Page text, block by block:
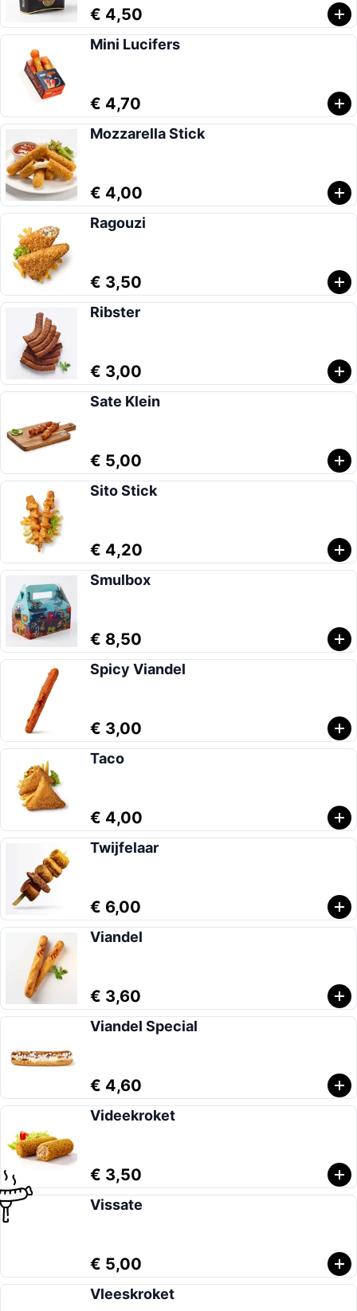
€ 4,50
Mini Lucifers
€ 4,70
Mozzarella Stick
€ 4,00
Ragouzi
€ 3,50
Ribster
€ 3,00
Sate Klein
€ 5,00
Sito Stick
€ 4,20
Smulbox
€ 8,50
Spicy Viandel
€ 3,00
Taco
€ 4,00
Twijfelaar
€ 6,00
Viandel
€ 3,60
Viandel Special
€ 4,60
Videekroket
€ 3,50
Vissate
€ 5,00
Vleeskroket